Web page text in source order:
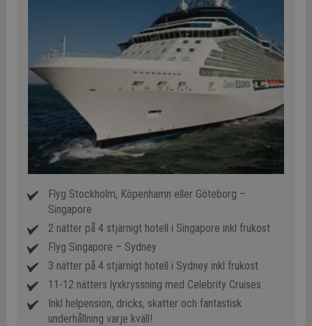
Flyg Stockholm, Köpenhamn eller Göteborg –
Singapore
2 nätter på 4 stjärnigt hotell i Singapore inkl frukost
Flyg Singapore – Sydney
3 nätter på 4 stjärnigt hotell i Sydney inkl frukost
11-12 nätters lyxkryssning med Celebrity Cruises
Inkl helpension, dricks, skatter och fantastisk
underhållning varje kväll!